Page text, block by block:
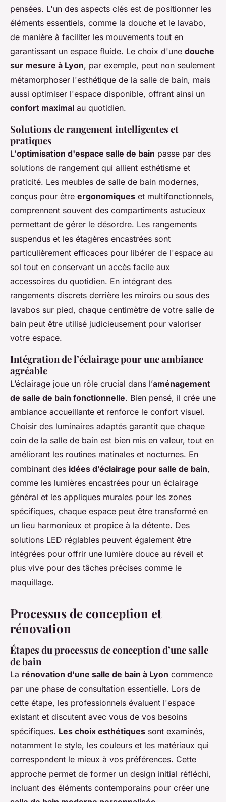
pensées. L'un des aspects clés est de positionner les
éléments essentiels, comme la douche et le lavabo,
de manière à faciliter les mouvements tout en
garantissant un espace fluide. Le choix d'une douche
sur mesure à Lyon, par exemple, peut non seulement
métamorphoser l'esthétique de la salle de bain, mais
aussi optimiser l'espace disponible, offrant ainsi un
confort maximal au quotidien.
Solutions de rangement intelligentes et
pratiques
L'optimisation d'espace salle de bain passe par des
solutions de rangement qui allient esthétisme et
praticité. Les meubles de salle de bain modernes,
conçus pour être ergonomiques et multifonctionnels,
comprennent souvent des compartiments astucieux
permettant de gérer le désordre. Les rangements
suspendus et les étagères encastrées sont
particulièrement efficaces pour libérer de l'espace au
sol tout en conservant un accès facile aux
accessoires du quotidien. En intégrant des
rangements discrets derrière les miroirs ou sous des
lavabos sur pied, chaque centimètre de votre salle de
bain peut être utilisé judicieusement pour valoriser
votre espace.
Intégration de l’éclairage pour une ambiance
agréable
L’éclairage joue un rôle crucial dans l’aménagement
de salle de bain fonctionnelle. Bien pensé, il crée une
ambiance accueillante et renforce le confort visuel.
Choisir des luminaires adaptés garantit que chaque
coin de la salle de bain est bien mis en valeur, tout en
améliorant les routines matinales et nocturnes. En
combinant des idées d’éclairage pour salle de bain,
comme les lumières encastrées pour un éclairage
général et les appliques murales pour les zones
spécifiques, chaque espace peut être transformé en
un lieu harmonieux et propice à la détente. Des
solutions LED réglables peuvent également être
intégrées pour offrir une lumière douce au réveil et
plus vive pour des tâches précises comme le
maquillage.
Processus de conception et
rénovation
Étapes du processus de conception d’une salle
de bain
La rénovation d'une salle de bain à Lyon commence
par une phase de consultation essentielle. Lors de
cette étape, les professionnels évaluent l'espace
existant et discutent avec vous de vos besoins
spécifiques. Les choix esthétiques sont examinés,
notamment le style, les couleurs et les matériaux qui
correspondent le mieux à vos préférences. Cette
approche permet de former un design initial réfléchi,
incluant des éléments contemporains pour créer une